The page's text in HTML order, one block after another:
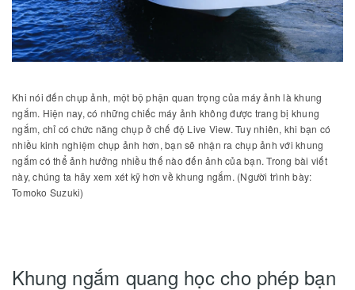
Khi nói đến chụp ảnh, một bộ phận quan trọng của máy ảnh là khung
ngắm. Hiện nay, có những chiếc máy ảnh không được trang bị khung
ngắm, chỉ có chức năng chụp ở chế độ Live View. Tuy nhiên, khi bạn có
nhiều kinh nghiệm chụp ảnh hơn, bạn sẽ nhận ra chụp ảnh với khung
ngắm có thể ảnh hưởng nhiều thế nào đến ảnh của bạn. Trong bài viết
này, chúng ta hãy xem xét kỹ hơn về khung ngắm. (Người trình bày:
Tomoko Suzuki)
Khung ngắm quang học cho phép bạn